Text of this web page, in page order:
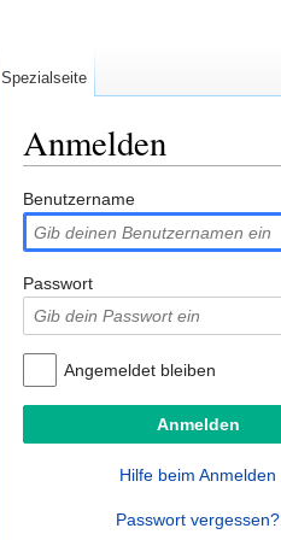
Anmelden
Benutzername
Passwort
Angemeldet bleiben
Hilfe beim Anmelden
Passwort vergessen?
Spezialseite